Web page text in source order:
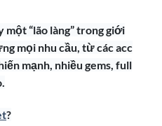
“lão làng” trong giới
mọi nhu cầu, từ các acc
mạnh, nhiều gems, full
?